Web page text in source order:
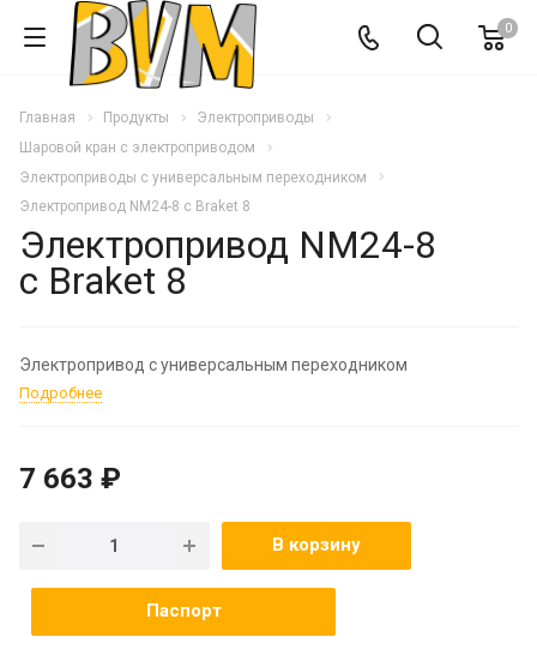
0
Главная Продукты
Электроприводы
Шаровой кран с электроприводом
Электроприводы с универсальным переходником
Электропривод NM24-8 c Braket 8
Электропривод NM24-8
c Braket 8
Электропривод с универсальным переходником
Подробнее
7 663 ₽
В корзину
Паспорт